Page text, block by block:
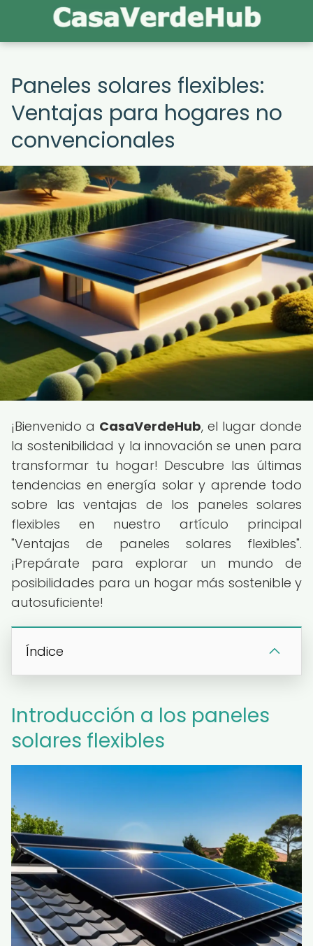
Paneles solares flexibles:
Ventajas para hogares no
convencionales
¡Bienvenido a CasaVerdeHub, el lugar donde
la sostenibilidad y la innovación se unen para
transformar tu hogar! Descubre las últimas
tendencias en energía solar y aprende todo
sobre las ventajas de los paneles solares
flexibles en nuestro artículo principal
"Ventajas de paneles solares flexibles".
¡Prepárate para explorar un mundo de
posibilidades para un hogar más sostenible y
autosuficiente!
Índice
Introducción a los paneles
solares flexibles